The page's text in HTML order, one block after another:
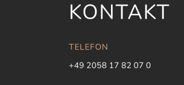
KONTAKT
TELEFON
+49 2058 17 82 07 0